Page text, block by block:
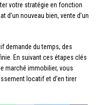
votre stratégie en fonction
d’un nouveau bien, vente d’un
demande du temps, des
En suivant ces étapes clés
marché immobilier, vous
locatif et d’en tirer